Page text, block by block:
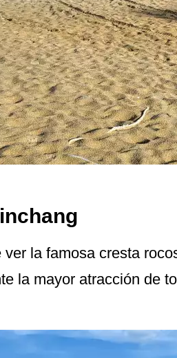
la famosa cresta
la mayor atracción de